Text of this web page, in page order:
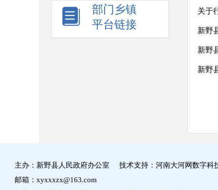
部门乡镇
平台链接
关于
新野
新野
主办：新野县人民政府办公室 技术支持：河南大河网数字科
邮箱：xyxxxzx@163.com